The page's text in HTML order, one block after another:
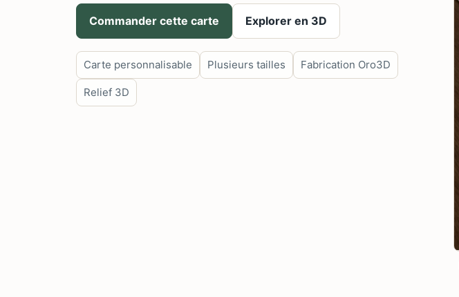
Commander cette carte Explorer en 3D
Carte personnalisable Plusieurs tailles Fabrication Oro3D
Relief 3D